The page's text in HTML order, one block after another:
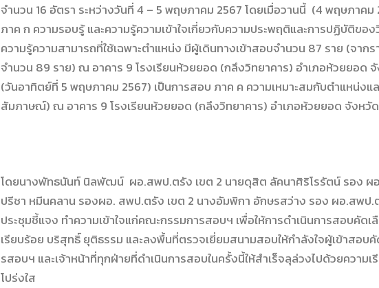
จำนวน 16 อัตรา ระหว่างวันที่ 4 – 5 พฤษภาคม 2567 โดยเมื่อวานนี้ (4 พฤษภาค
ภาค ก ความรอบรู้ และความรู้ความเข้าใจเกี่ยวกับความประพฤติและการปฏิบัติขอ
ความรู้ความสามารถที่ใช้เฉพาะตำแหน่ง มีผู้เดินทางเข้าสอบจำนวน 87 ราย (จา
จำนวน 89 ราย) ณ อาคาร 9 โรงเรียนห้วยยอด (กลึงวิทยาคาร) อำเภอห้วยยอด
(วันอาทิตย์ที่ 5 พฤษภาคม 2567) เป็นการสอบ ภาค ค ความเหมาะสมกับตำแหน่งแ
สัมภาษณ์) ณ อาคาร 9 โรงเรียนห้วยยอด (กลึงวิทยาคาร) อำเภอห้วยยอด จังหวั
โดยนางพัทธนันท์ นิลพัฒน์ ผอ.สพป.ตรัง เขต 2 นายดุสิต ลัคนาศิริโรรัตน์ รอง ผ
ปรีชา หมีนคลาน รองผอ. สพป.ตรัง เขต 2 นางอัมพิกา อักษรสว่าง รอง ผอ.สพป.
ประชุมชี้แจง ทำความเข้าใจแก่คณะกรรมการสอบฯ เพื่อให้การดำเนินการสอบคัดเ
เรียบร้อย บริสุทธิ์ ยุติธรรม และลงพื้นที่ตรวจเยี่ยมสนามสอบให้กำลังใจผู้เข้าสอบ
รสอบฯ และเจ้าหน้าที่ทุกฝ่ายที่ดำเนินการสอบในครั้งนี้ให้สำเร็จลุล่วงไปด้วยความ
โปร่งใส